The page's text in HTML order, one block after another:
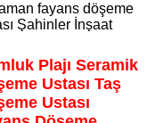
fayans döşeme
Şahinler İnşaat
işleyen uzman
sunuyor
Plajı Seramik
Ustası Taş
Ustası